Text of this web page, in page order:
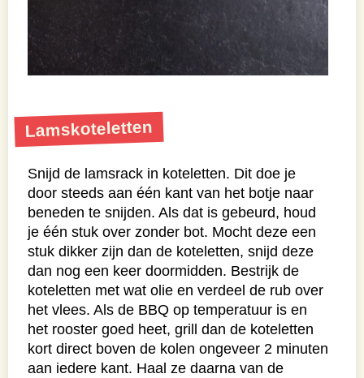
Lamskoteletten
Snijd de lamsrack in koteletten. Dit doe je
door steeds aan één kant van het botje naar
beneden te snijden. Als dat is gebeurd, houd
je één stuk over zonder bot. Mocht deze een
stuk dikker zijn dan de koteletten, snijd deze
dan nog een keer doormidden. Bestrijk de
koteletten met wat olie en verdeel de rub over
het vlees. Als de BBQ op temperatuur is en
het rooster goed heet, grill dan de koteletten
kort direct boven de kolen ongeveer 2 minuten
aan iedere kant. Haal ze daarna van de